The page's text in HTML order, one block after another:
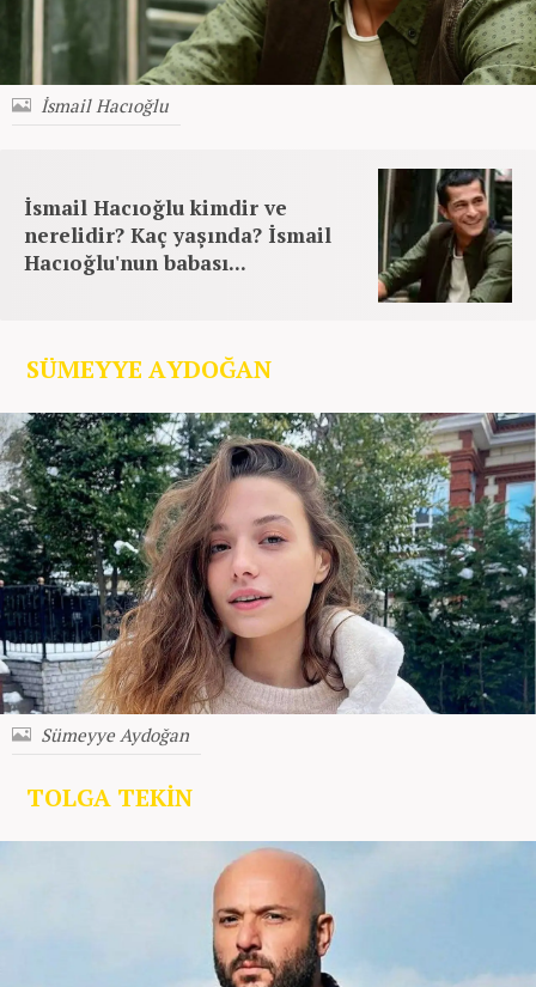
İsmail Hacıoğlu
İsmail Hacıoğlu kimdir ve
nerelidir? Kaç yaşında? İsmail
Hacıoğlu'nun babası...
SÜMEYYE AYDOĞAN
Sümeyye Aydoğan
TOLGA TEKİN